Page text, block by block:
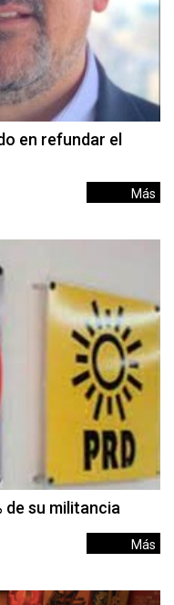
en refundar el
Más
de su militancia
Más